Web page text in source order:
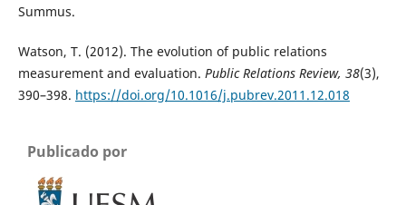
Summus.
Watson, T. (2012). The evolution of public relations
measurement and evaluation. Public Relations Review, 38(3),
390–398. https://doi.org/10.1016/j.pubrev.2011.12.018
Publicado por